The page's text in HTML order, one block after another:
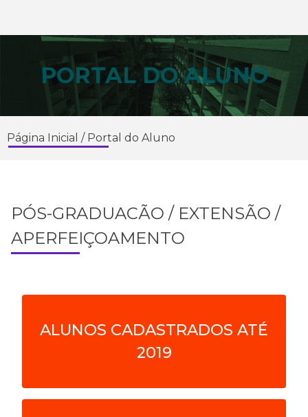
PORTAL DO ALUNO
Página Inicial / Portal do Aluno
PÓS-GRADUACÃO / EXTENSÃO /
APERFEIÇOAMENTO
ALUNOS CADASTRADOS ATÉ
2019